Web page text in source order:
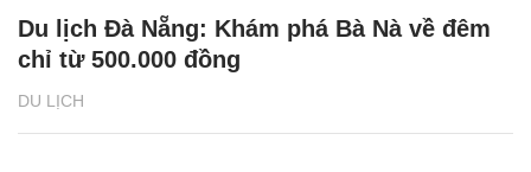
DU LỊCH
Du lịch Đà Nẵng: Khám phá Bà Nà về đêm
chỉ từ 500.000 đồng